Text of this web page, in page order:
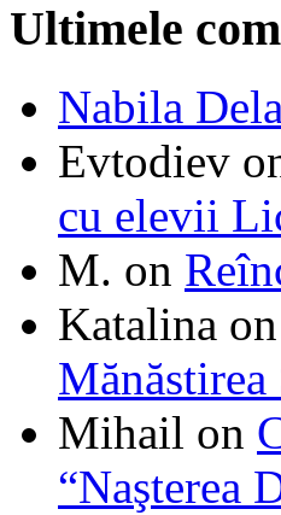
Ultimele
Nabila
Evtodiev
cu elevii
M. on
Katalina on
Mănăstirea
Mihail on
“Naşterea